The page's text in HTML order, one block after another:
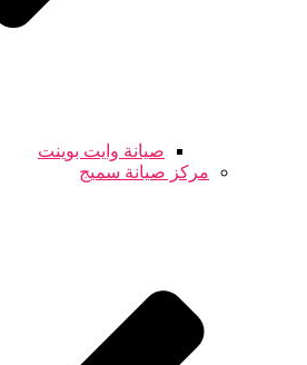
صيانة وايت بوينت
مركز صيانة سميج